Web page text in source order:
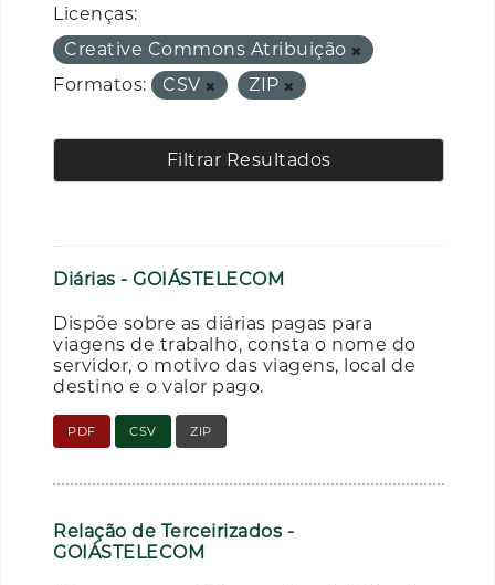
Licenças:
Creative Commons Atribuição
Formatos:
CSV ZIP
Filtrar Resultados
Diárias - GOIÁSTELECOM
Dispõe sobre as diárias pagas para
viagens de trabalho, consta o nome do
servidor, o motivo das viagens, local de
destino e o valor pago.
PDF CSV ZIP
Relação de Terceirizados -
GOIÁSTELECOM